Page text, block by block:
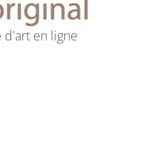
d'art en ligne